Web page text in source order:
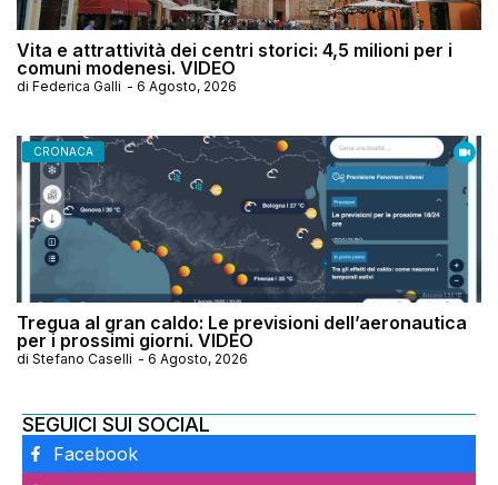
Vita e attrattività dei centri storici: 4,5 milioni per i
comuni modenesi. VIDEO
di Federica Galli - 6 Agosto, 2026
CRONACA
Tregua al gran caldo: Le previsioni dell’aeronautica
per i prossimi giorni. VIDEO
di Stefano Caselli - 6 Agosto, 2026
SEGUICI SUI SOCIAL
Facebook